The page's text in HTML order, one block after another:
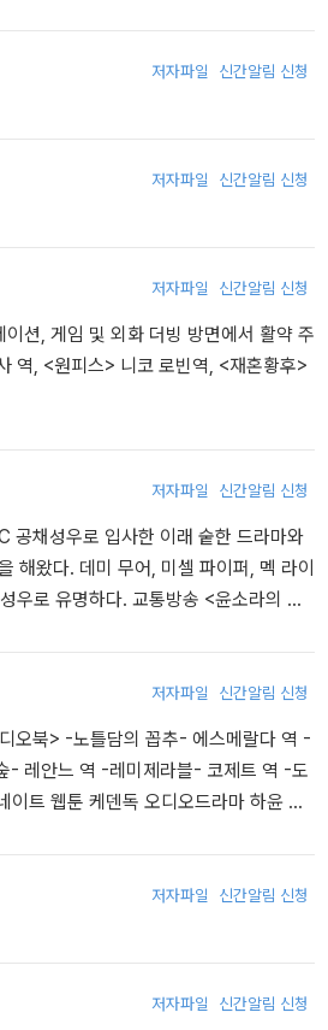
이 말해주듯 『희망』 『나는 소망한다 내
로 부상했다. 탁월한 문장력과 놀라울
문학성을 담보해내는 양귀자의 소설적
가장 잘 읽히는 작가로 독자들의 사랑을
다 내게 금지된 것을』 『천년의 사랑』 『모
누군가 울고 있다』 『삶의 묘약』 『양귀
『부엌신』 등이 있으며 장편동화 『누리
세기문학상을 수상하였다.
저자파일 신간알림 신청
저자파일 신간알림 신청
저자파일 신간알림 신청
션, 게임 및 외화 더빙 방면에서 활약 주
역, <원피스> 니코 로빈역, <재혼황후>
저자파일 신간알림 신청
공채성우로 입사한 이래 숱한 드라마와
해왔다. 데미 무어, 미셀 파이퍼, 멕 라이
우로 유명하다. 교통방송 <윤소라의 음
저자파일 신간알림 신청
오북> -노틀담의 꼽추- 에스메랄다 역 -
트 웹툰 케덴독 오디오드라마 하윤 역
저자파일 신간알림 신청
저자파일 신간알림 신청